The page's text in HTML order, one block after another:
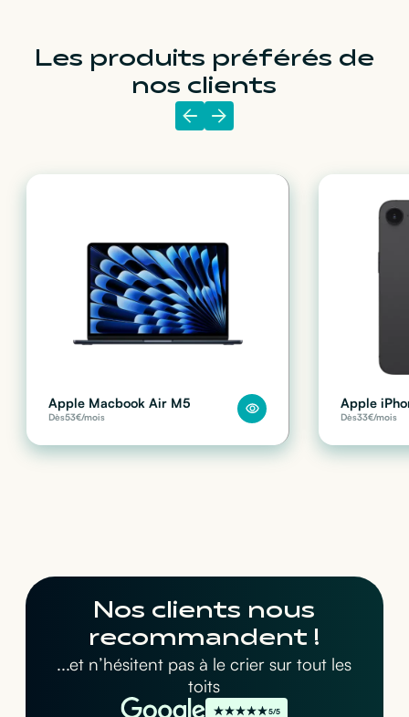
Les produits préférés de
nos clients
Apple Macbook Air M5
Dès53€/mois
Apple
Dès33€/mois
Nos clients nous
recommandent !
...et n’hésitent pas à le crier sur tout les
toits
5/5